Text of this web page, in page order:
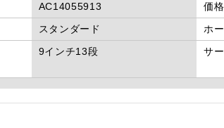
AC14055913 価格
スタンダード ホ
9インチ13段 サ